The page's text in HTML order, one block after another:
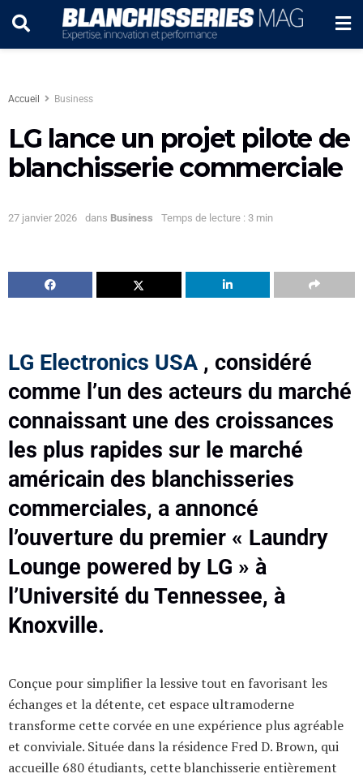
Accueil Business
LG lance un projet pilote de
blanchisserie commerciale
27 janvier 2026 dans Business Temps de lecture : 3 min
LG Electronics USA , considéré
comme l’un des acteurs du marché
connaissant une des croissances
les plus rapides sur le marché
américain des blanchisseries
commerciales, a annoncé
l’ouverture du premier « Laundry
Lounge powered by LG » à
l’Université du Tennessee, à
Knoxville.
Conçue pour simplifier la lessive tout en favorisant les
échanges et la détente, cet espace ultramoderne
transforme cette corvée en une expérience plus agréable
et conviviale. Située dans la résidence Fred D. Brown, qui
accueille 680 étudiants, cette blanchisserie entièrement